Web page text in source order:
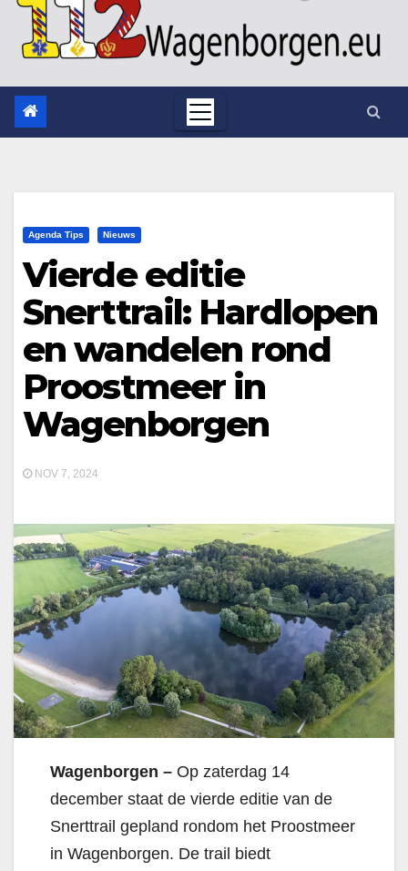
Agenda Tips Nieuws
Vierde editie
Snerttrail: Hardlopen
en wandelen rond
Proostmeer in
Wagenborgen
NOV 7, 2024
Wagenborgen – Op zaterdag 14
december staat de vierde editie van de
Snerttrail gepland rondom het Proostmeer
in Wagenborgen. De trail biedt